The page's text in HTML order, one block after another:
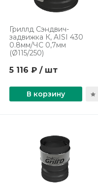
Гриллд Сэндвич-
задвижка К, AISI 430
0.8мм/ЧС 0,7мм
(Ø115/250)
5 116 ₽ / шт
В корзину